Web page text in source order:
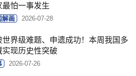
最怕一事发生
解画 2026-07-28
世界级难题、申遗成功！本周我国多
实现历史性突破
2026-07-26